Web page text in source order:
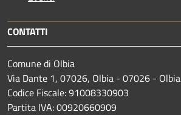
CONTATTI
Comune di Olbia
Via Dante 1, 07026, Olbia - 07026 - Olbia
Codice Fiscale: 91008330903
Partita IVA: 00920660909